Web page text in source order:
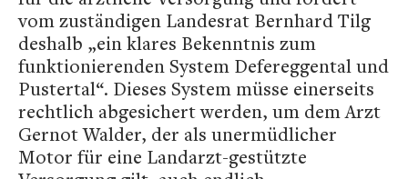
vom zuständigen Landesrat Bernhard Tilg
deshalb „ein klares Bekenntnis zum
funktionierenden System Defereggental und
Pustertal“. Dieses System müsse einerseits
rechtlich abgesichert werden, um dem Arzt
Gernot Walder, der als unermüdlicher
Motor für eine Landarzt-gestützte